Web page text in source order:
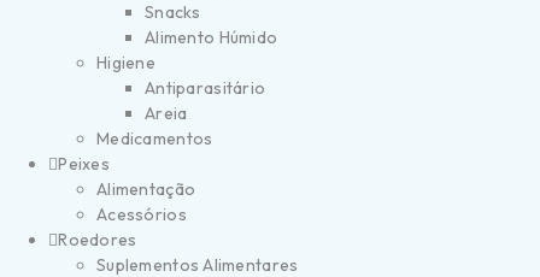
Snacks
Alimento Húmido
Higiene
Antiparasitário
Areia
Medicamentos
Peixes
Alimentação
Acessórios
Roedores
Suplementos Alimentares